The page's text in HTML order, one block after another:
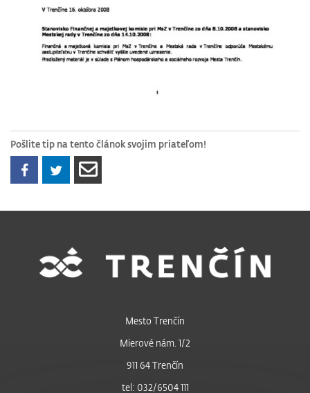
Pošlite tip na tento článok svojim priateľom!
Mesto Trenčín
Mierové nám. 1/2
911 64 Trenčín
tel: 032/6504 111